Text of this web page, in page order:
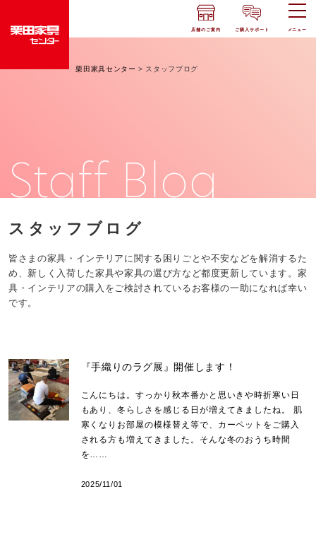
店舗のご案内 ご購入サポート メニュー
栗田家具センター > スタッフブログ
Staff Blog
スタッフブログ
皆さまの家具・インテリアに関する困りごとや不安などを解消するた
め、新しく入荷した家具や家具の選び方など都度更新しています。家
具・インテリアの購入をご検討されているお客様の一助になれば幸い
です。
『手織りのラグ展』開催します！
こんにちは。すっかり秋本番かと思いきや時折寒い日
もあり、冬らしさを感じる日が増えてきましたね。 肌
寒くなりお部屋の模様替え等で、カーペットをご購入
される方も増えてきました。そんな冬のおうち時間
を……
2025/11/01